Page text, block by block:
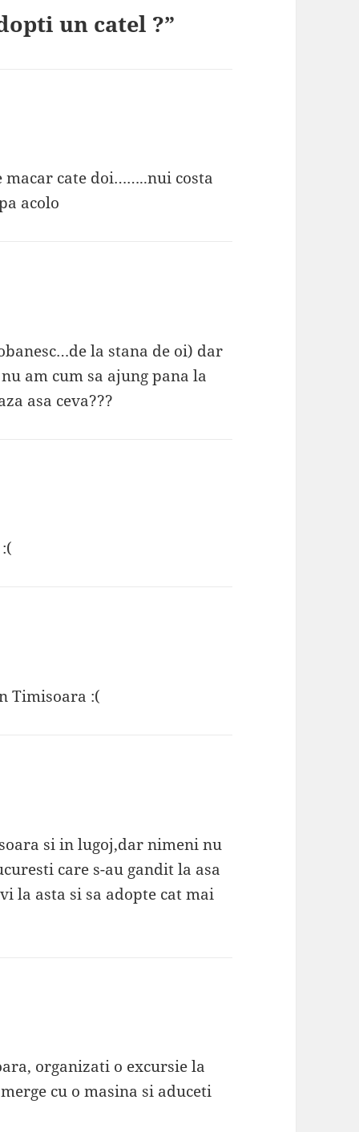
un catel ?”
macar cate doi……..nui costa
acolo
la stana de oi) dar
am cum sa ajung pana la
asa ceva???
Timisoara :(
si in lugoj,dar nimeni nu
care s-au gandit la asa
la asta si sa adopte cat mai
organizati o excursie la
cu o masina si aduceti